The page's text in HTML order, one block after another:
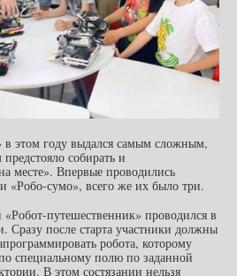
в этом году выдался самым сложным,
собирать и
месте». Впервые проводились
«Робо-сумо», всего же их было три.
путешественник» проводился в
Сразу после старта участники должны
робота, которому
специальному полю по заданной
В этом состязании нельзя